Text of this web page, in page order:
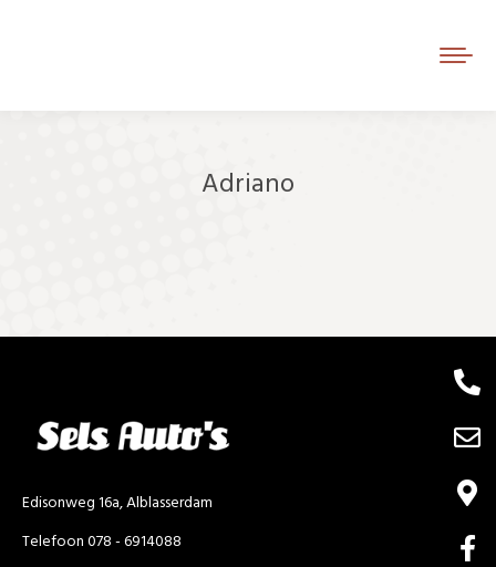
Adriano
Edisonweg 16a, Alblasserdam
Telefoon 078 - 6914088